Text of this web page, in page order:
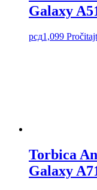
Galaxy
рсд1,099
Torbica
Galaxy